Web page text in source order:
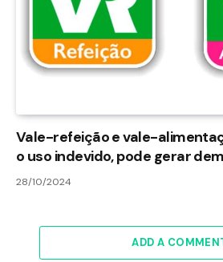
Vale-refeição e vale-
o uso indevido, pode gerar
28/10/2024
ADD A